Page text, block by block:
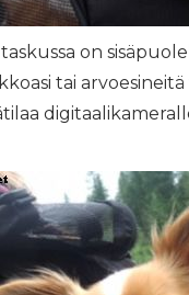
on
tai arvoesineitä